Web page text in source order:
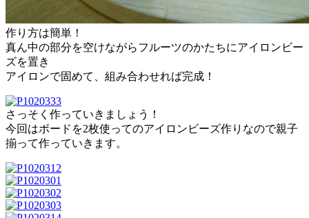
作り方は簡単！
真ん中の部分を空けながらフルーツのかたちにアイロンビー
ズを置き
アイロンで固めて、組み合わせれば完成！
さっそく作っていきましょう！
今回はボードを2枚使ってのアイロンビーズ作りなので親子
揃って作っていきます。